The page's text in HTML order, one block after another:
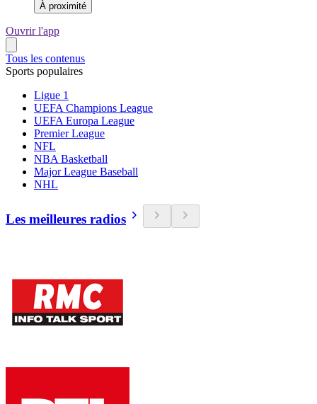
À proximité
Ouvrir l'app
Tous les contenus
Sports populaires
Ligue 1
UEFA Champions League
UEFA Europa League
Premier League
NFL
NBA Basketball
Major League Baseball
NHL
Les meilleures radios